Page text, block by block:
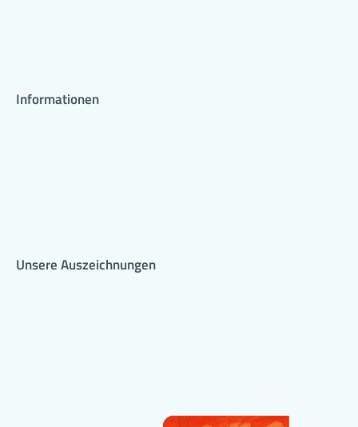
Informationen
Unsere Auszeichnungen